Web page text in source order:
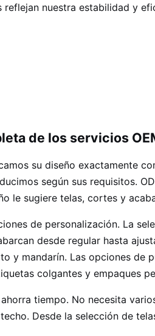
reflejan nuestra estabilidad y
de los servicios
su diseño exactamente
según sus requisitos.
le sugiere telas, cortes y
de personalización. La
desde regular hasta
y mandarín. Las opciones de
colgantes y empaques
tiempo. No necesita
Desde la selección de